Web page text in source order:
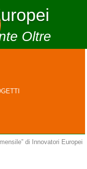
Oltre
di Innovatori Europei